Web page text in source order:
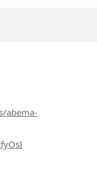
abema-